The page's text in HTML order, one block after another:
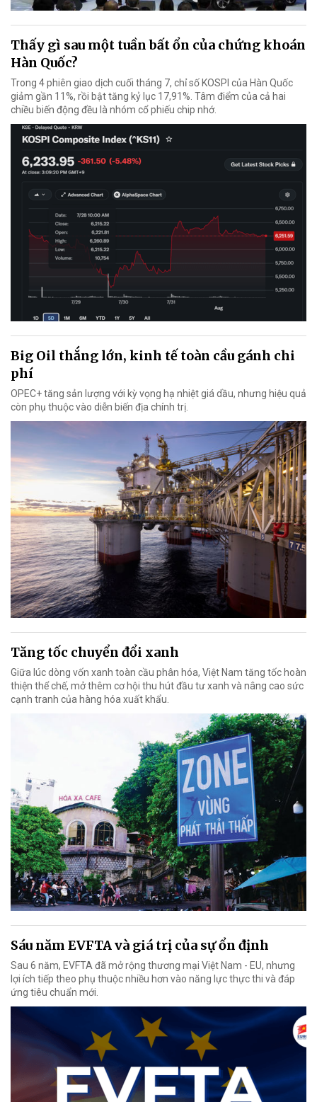
Thấy gì sau một tuần bất ổn của chứng khoán
Hàn Quốc?
Trong 4 phiên giao dịch cuối tháng 7, chỉ số KOSPI của Hàn Quốc
giảm gần 11%, rồi bật tăng kỷ lục 17,91%. Tâm điểm của cả hai
chiều biến động đều là nhóm cổ phiếu chip nhớ.
Big Oil thắng lớn, kinh tế toàn cầu gánh chi
phí
OPEC+ tăng sản lượng với kỳ vọng hạ nhiệt giá dầu, nhưng hiệu quả
còn phụ thuộc vào diễn biến địa chính trị.
Tăng tốc chuyển đổi xanh
Giữa lúc dòng vốn xanh toàn cầu phân hóa, Việt Nam tăng tốc hoàn
thiện thể chế, mở thêm cơ hội thu hút đầu tư xanh và nâng cao sức
cạnh tranh của hàng hóa xuất khẩu.
Sáu năm EVFTA và giá trị của sự ổn định
Sau 6 năm, EVFTA đã mở rộng thương mại Việt Nam - EU, nhưng
lợi ích tiếp theo phụ thuộc nhiều hơn vào năng lực thực thi và đáp
ứng tiêu chuẩn mới.